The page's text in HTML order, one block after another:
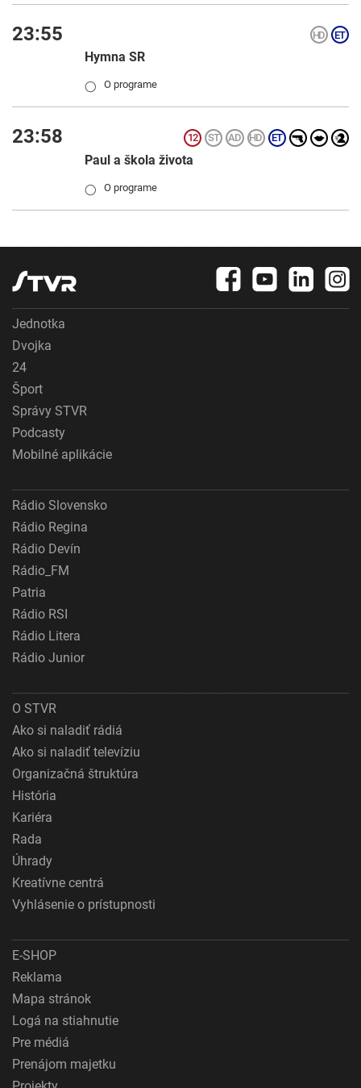
23:55
Hymna SR
◯ O programe
23:58
Paul a škola života
◯ O programe
Jednotka
Dvojka
24
Šport
Správy STVR
Podcasty
Mobilné aplikácie
Rádio Slovensko
Rádio Regina
Rádio Devín
Rádio_FM
Patria
Rádio RSI
Rádio Litera
Rádio Junior
O STVR
Ako si naladiť rádiá
Ako si naladiť televíziu
Organizačná štruktúra
História
Kariéra
Rada
Úhrady
Kreatívne centrá
Vyhlásenie o prístupnosti
E-SHOP
Reklama
Mapa stránok
Logá na stiahnutie
Pre médiá
Prenájom majetku